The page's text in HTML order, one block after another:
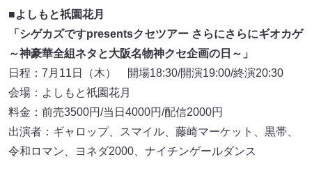
■よしもと祇園花月
「シゲカズですpresentsクセツアー さらにさらにギオカゲ
～神豪華全組ネタと大阪名物神クセ企画の日～」
日程：7月11日（木） 開場18:30/開演19:00/終演20:30
会場：よしもと祇園花月
料金：前売3500円/当日4000円/配信2000円
出演者：ギャロップ、スマイル、藤崎マーケット、黒帯、
令和ロマン、ヨネダ2000、ナイチンゲールダンス